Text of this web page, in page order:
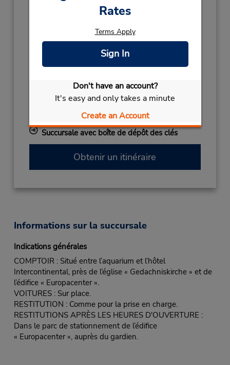
Rates
Terms Apply
Sign In
Don't have an account?
It's easy and only takes a minute
Create an Account
NEW YEARS EVEDecember 31 08:00AM
December 26 08:00AM
- 12:00PM
December 25 08:00AM
- 12:00PM
CHRISTMAS EVE
December 24 08:00AM
- 12:00PM
Succursale avec boîte de dépôt des clés
Obtenir un itinéraire
Informations sur la succursale
Indications générales
COMPTOIR : Situé entre l’aquarium et l’hôtel
Intercontinental, près de l’église « Gedachniskirche » et de
l’édifice « Europacenter ».
VOITURES : Sur place.
RESTITUTION : Comme pour la prise en charge.
RESTITUTIONS APRÈS LES HEURES D'OUVERTURE :
Dans le parc de stationnement de l’édifice
« Europacenter », auprès du gardien.